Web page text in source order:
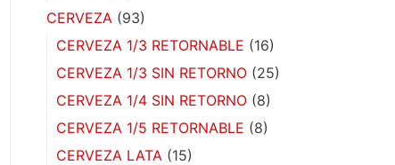
CERVEZA (93)
CERVEZA 1/3 RETORNABLE (16)
CERVEZA 1/3 SIN RETORNO (25)
CERVEZA 1/4 SIN RETORNO (8)
CERVEZA 1/5 RETORNABLE (8)
CERVEZA LATA (15)